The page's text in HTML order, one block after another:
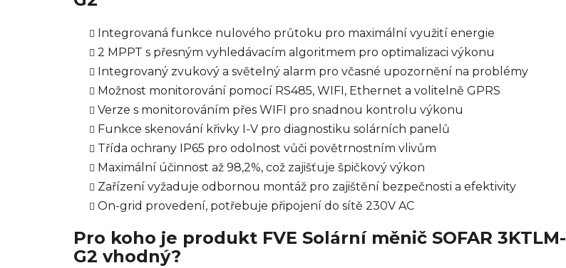
Integrovaná funkce nulového průtoku pro maximální využití energie
2 MPPT s přesným vyhledávacím algoritmem pro optimalizaci výkonu
Integrovaný zvukový a světelný alarm pro včasné upozornění na problémy
Možnost monitorování pomocí RS485, WIFI, Ethernet a volitelně GPRS
Verze s monitorováním přes WIFI pro snadnou kontrolu výkonu
Funkce skenování křivky I-V pro diagnostiku solárních panelů
Třída ochrany IP65 pro odolnost vůči povětrnostním vlivům
Maximální účinnost až 98,2%, což zajišťuje špičkový výkon
Zařízení vyžaduje odbornou montáž pro zajištění bezpečnosti a efektivity
On-grid provedení, potřebuje připojení do sítě 230V AC
Pro koho je produkt FVE Solární měnič SOFAR 3KTLM-
G2 vhodný?